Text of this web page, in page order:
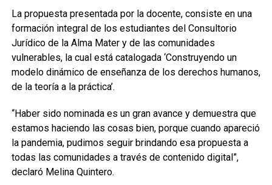
La propuesta presentada por la docente, consiste en una
formación integral de los estudiantes del Consultorio
Jurídico de la Alma Mater y de las comunidades
vulnerables, la cual está catalogada ‘Construyendo un
modelo dinámico de enseñanza de los derechos humanos,
de la teoría a la práctica’.
“Haber sido nominada es un gran avance y demuestra que
estamos haciendo las cosas bien, porque cuando apareció
la pandemia, pudimos seguir brindando esa propuesta a
todas las comunidades a través de contenido digital”,
declaró Melina Quintero.